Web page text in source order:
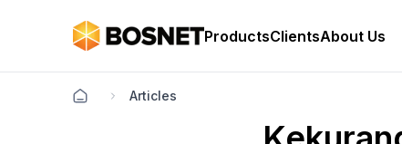
ProductsClientsAbout Us
Articles